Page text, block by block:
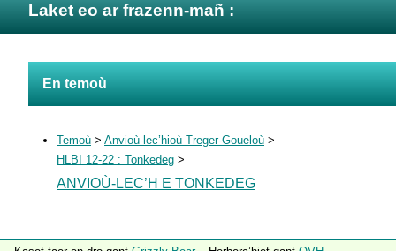
Laket eo ar frazenn-mañ :
En temoù
Temoù > Anvioù-lec’hioù Treger-Goueloù >
HLBI 12-22 : Tonkedeg >
ANVIOÙ-LEC’H E TONKEDEG